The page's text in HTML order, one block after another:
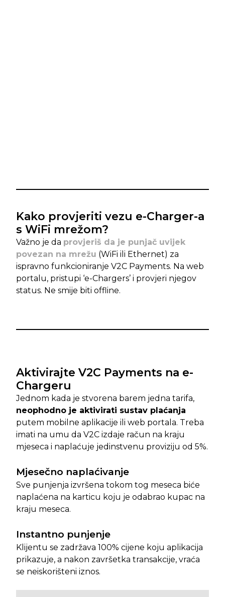
Kako provjeriti vezu e-Charger-a
s WiFi mrežom?
Važno je da provjeriš da je punjač uvijek
povezan na mrežu (WiFi ili Ethernet) za
ispravno funkcioniranje V2C Payments. Na web
portalu, pristupi ‘e-Chargers’ i provjeri njegov
status. Ne smije biti offline.
Aktivirajte V2C Payments na e-
Chargeru
Jednom kada je stvorena barem jedna tarifa,
neophodno je aktivirati sustav plaćanja
putem mobilne aplikacije ili web portala. Treba
imati na umu da V2C izdaje račun na kraju
mjeseca i naplaćuje jedinstvenu proviziju od 5%.
Mjesečno naplaćivanje
Sve punjenja izvršena tokom tog meseca biće
naplaćena na karticu koju je odabrao kupac na
kraju meseca.
Instantno punjenje
Klijentu se zadržava 100% cijene koju aplikacija
prikazuje, a nakon završetka transakcije, vraća
se neiskorišteni iznos.